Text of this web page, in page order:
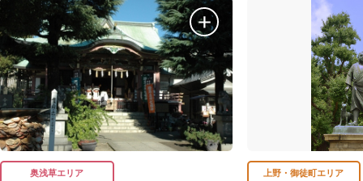
奥浅草エリア 上野・御徒町エリア